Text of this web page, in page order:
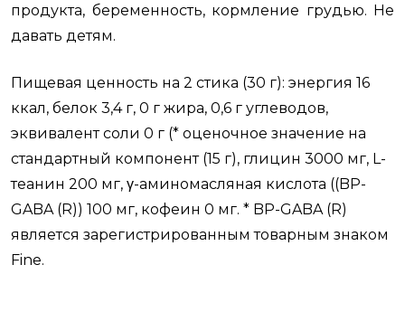
продукта, беременность, кормление грудью. Не
давать детям.
Пищевая ценность на 2 стика (30 г): энергия 16
ккал, белок 3,4 г, 0 г жира, 0,6 г углеводов,
эквивалент соли 0 г (* оценочное значение на
стандартный компонент (15 г), глицин 3000 мг, L-
теанин 200 мг, γ-аминомасляная кислота ((BP-
GABA (R)) 100 мг, кофеин 0 мг. * BP-GABA (R)
является зарегистрированным товарным знаком
Fine.